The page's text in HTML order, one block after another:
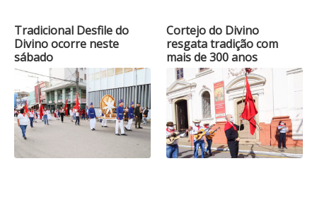
Tradicional Desfile do
Divino ocorre neste
sábado
Cortejo do Divino
resgata tradição com
mais de 300 anos